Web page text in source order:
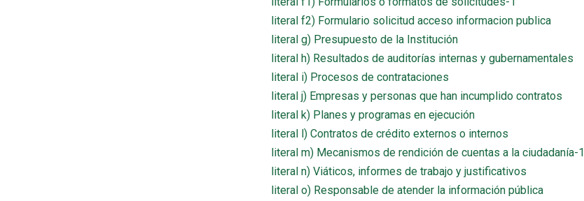
literal f2) Formulario solicitud acceso informacion publica
literal g) Presupuesto de la Institución
literal h) Resultados de auditorías internas y gubernamentales
literal i) Procesos de contrataciones
literal j) Empresas y personas que han incumplido contratos
literal k) Planes y programas en ejecución
literal l) Contratos de crédito externos o internos
literal m) Mecanismos de rendición de cuentas a la ciudadanía-1
literal n) Viáticos, informes de trabajo y justificativos
literal o) Responsable de atender la información pública